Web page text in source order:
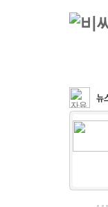
커뮤니티